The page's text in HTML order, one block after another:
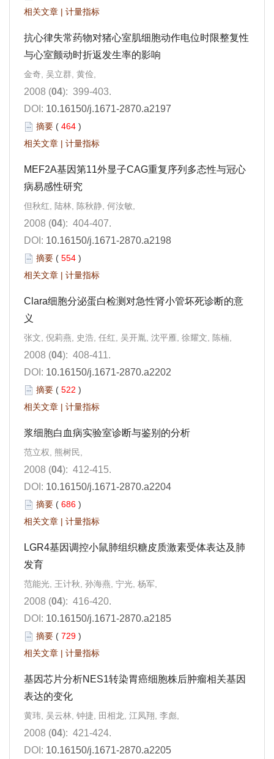
相关文章 | 计量指标
抗心律失常药物对猪心室肌细胞动作电位时限整复性
与心室颤动时折返发生率的影响
金奇, 吴立群, 黄俭,
2008 (04): 399-403.
DOI: 10.16150/j.1671-2870.a2197
摘要 ( 464 )
相关文章 | 计量指标
MEF2A基因第11外显子CAG重复序列多态性与冠心
病易感性研究
但秋红, 陆林, 陈秋静, 何汝敏,
2008 (04): 404-407.
DOI: 10.16150/j.1671-2870.a2198
摘要 ( 554 )
相关文章 | 计量指标
Clara细胞分泌蛋白检测对急性肾小管坏死诊断的意
义
张文, 倪莉燕, 史浩, 任红, 吴开胤, 沈平雁, 徐耀文, 陈楠,
2008 (04): 408-411.
DOI: 10.16150/j.1671-2870.a2202
摘要 ( 522 )
相关文章 | 计量指标
浆细胞白血病实验室诊断与鉴别的分析
范立权, 熊树民,
2008 (04): 412-415.
DOI: 10.16150/j.1671-2870.a2204
摘要 ( 686 )
相关文章 | 计量指标
LGR4基因调控小鼠肺组织糖皮质激素受体表达及肺
发育
范能光, 王计秋, 孙海燕, 宁光, 杨军,
2008 (04): 416-420.
DOI: 10.16150/j.1671-2870.a2185
摘要 ( 729 )
相关文章 | 计量指标
基因芯片分析NES1转染胃癌细胞株后肿瘤相关基因
表达的变化
黄玮, 吴云林, 钟捷, 田相龙, 江凤翔, 李彪,
2008 (04): 421-424.
DOI: 10.16150/j.1671-2870.a2205